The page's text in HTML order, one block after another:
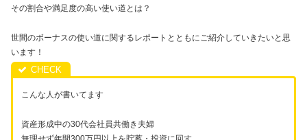
その割合や満足度の高い使い道とは？
世間のボーナスの使い道に関するレポートとともにご紹介していきたいと思
います！
こんな人が書いてます
資産形成中の30代会社員共働き夫婦